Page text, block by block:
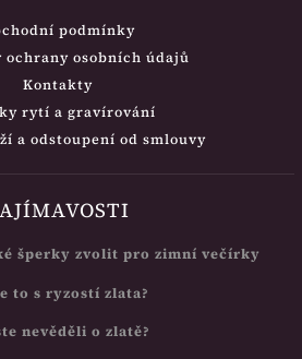
podmínky
ochrany osobních údajů
Kontakty
rytí a gravírování
a odstoupení od smlouvy
šperky zvolit pro zimní večírky
to s ryzostí zlata?
nevěděli o zlatě?